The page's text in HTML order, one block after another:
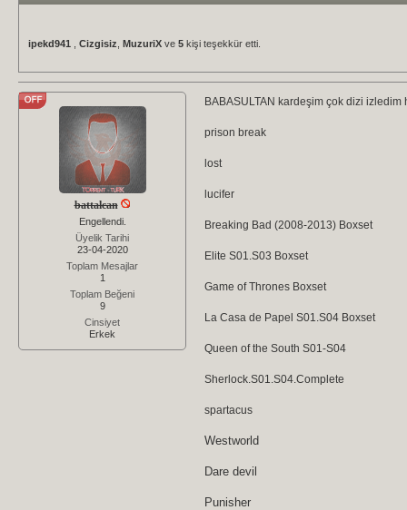
ipekd941 Cizgisiz MuzuriX ve 5 kişi teşekkür etti.
battalcan
Engellendi.
Üyelik Tarihi
23-04-2020
Toplam Mesajlar
1
Toplam Beğeni
9
Cinsiyet
Erkek
BABASULTAN kardeşim çok dizi
prison break
lost
lucifer
Breaking Bad (2008-2013) Boxset
Elite S01.S03 Boxset
Game of Thrones Boxset
La Casa de Papel S01.S04 Boxset
Queen of the South S01-S04
Sherlock.S01.S04.Complete
spartacus
Westworld
Dare devil
Punisher